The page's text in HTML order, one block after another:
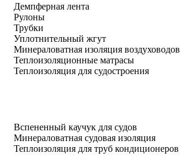
Демпферная лента
Рулоны
Трубки
Уплотнительный жгут
Минераловатная изоляция воздуховодов
Теплоизоляционные матрасы
Теплоизоляция для судостроения
Вспененный каучук для судов
Минераловатная судовая изоляция
Теплоизоляция для труб кондиционеров